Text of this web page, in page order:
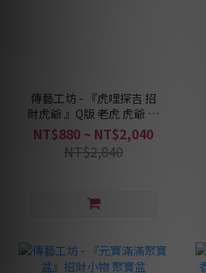
傳藝工坊 - 『虎哩探吉 招
財虎爺 』Q版 老虎 虎爺 祥
獸 青砂石塑
NT$880 ~ NT$2,040
NT$2,840